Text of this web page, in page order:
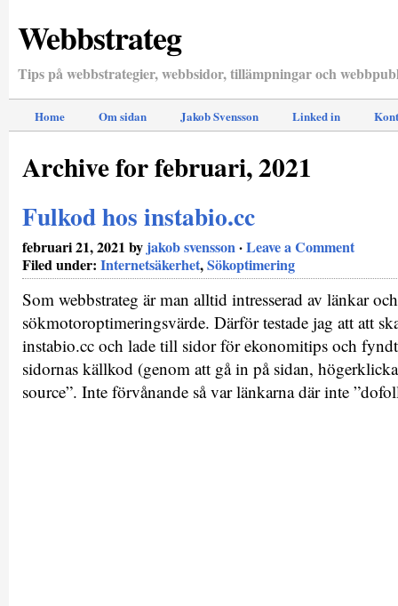
Webbstrateg
Tips på webbstrategier, webbsidor, tillämpningar och
Home Om sidan Jakob Svensson Linked in
Archive for februari, 2021
Fulkod hos instabio.cc
februari 21, 2021 byjakob svensson·Leave a Comment
Filed under: Internetsäkerhet,Sökoptimering
Som webbstrateg är man alltid intresserad av länkar
sökmotoroptimeringsvärde. Därför testade jag att att
instabio.cc och lade till sidor för ekonomitips och
sidornas källkod (genom att gå in på sidan,
source”. Inte förvånande så var länkarna där inte